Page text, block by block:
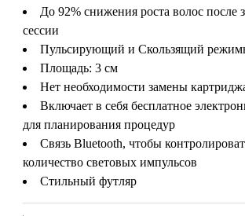
До 92% снижения роста волос после
сессии
Пульсирующий и Скользящий
Площадь: 3 см
Нет необходимости замены
Включает в себя бесплатное
для планирования процедур
Связь Bluetooth, чтобы
количество световых импульсов
Стильный футляр